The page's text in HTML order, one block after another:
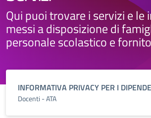
Qui puoi trovare i servizi e le
messi a disposizione di
personale scolastico e
INFORMATIVA PRIVACY PER I
Docenti - ATA